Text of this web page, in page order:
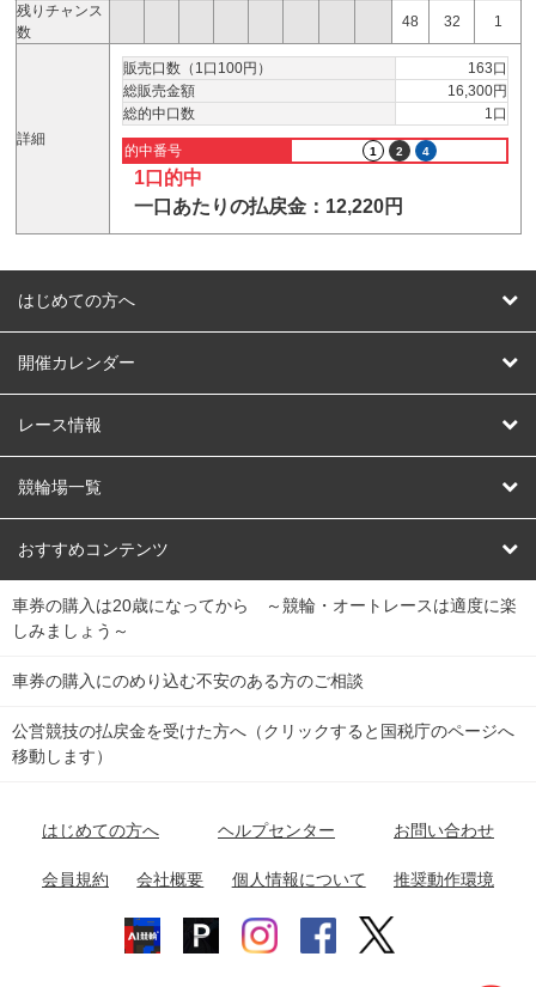
残りチャンス
数
48 32 1
詳細
販売口数（1口100円）
163口
総販売金額
16,300円
総的中口数
1口
的中番号 1 2 4
1口的中
一口あたりの払戻金：12,220円
はじめての方へ
はじめての方へ
開催カレンダー
競輪
オートレース
競輪くじ
Dokanto!
チャリロトプラザ
レース情報
レース予想
レース結果
キャリーオーバー一覧
競輪場一覧
北日本 函館競輪場
関
東
弥彦競輪場 前橋競輪場 取手競輪場 宇都宮競輪場
関
東
小田原競輪場
名古屋競輪場 岐阜競輪場 大垣競輪場 豊橋競輪場
富山競輪場 松阪競輪場 四日市競輪場
福井競輪場 奈良競輪場 向日町競輪場
おすすめコンテンツ
競輪選手情報
Perfecta Navi
netkeirin
車券の購入は20歳になってから ～競輪・オートレースは適度に楽
しみましょう～
車券の購入にのめり込む不安のある方のご相談
公営競技の払戻金を受けた方へ（クリックすると国税庁のページへ
移動します）
はじめての方へ ヘルプセンター お問い合わせ
会員規約 会社概要 個人情報について 推奨動作環境